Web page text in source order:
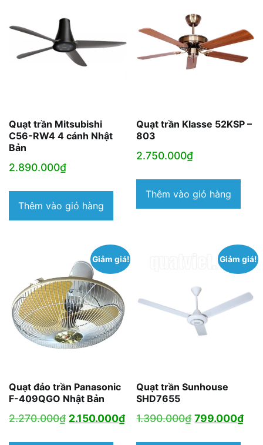
Quạt trần Mitsubishi
C56-RW4 4 cánh Nhật
Bản
2.890.000₫
Thêm vào giỏ hàng
Quạt trần Klasse 52KSP –
803
2.750.000₫
Thêm vào giỏ hàng
Giảm giá!
Quạt đảo trần Panasonic
F-409QGO Nhật Bản
2.270.000₫ Giá
2.150.000₫Giá
Giảm giá!
Quạt trần Sunhouse
SHD7655
1.390.000₫ Giá
799.000₫Giá